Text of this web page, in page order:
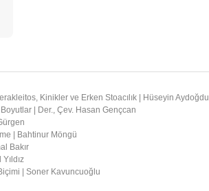
Kinikler ve Erken Stoacılık | Hüseyin Aydoğdu
| Der., Çev. Hasan Gençcan
| Bahtinur Möngü
Bakır
| Soner Kavuncuoğlu